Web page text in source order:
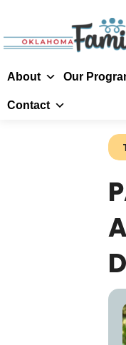
About Our
Contact